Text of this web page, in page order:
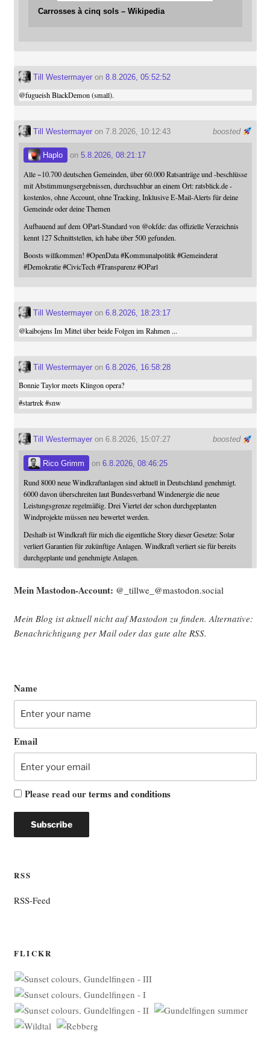
Carrosses à cinq sols – Wikipedia
Till Westermayeron 8.8.2026, 05:52:52
@fugueishBlackDemon (small).
boosted
Till Westermayeron 7.8.2026, 10:12:43
Haplo on 5.8.2026, 08:21:17
Alle ~10.700 deutschen Gemeinden, über 60.000 Ratsanträge und -beschlüsse
mit Abstimmungsergebnissen, durchsuchbar an einem Ort: ratsblick.de -
kostenlos, ohne Account, ohne Tracking, Inklusive E-Mail-Alerts für deine
Gemeinde oder deine Themen
Aufbauend auf dem OParl-Standard von @okfde: das offizielle Verzeichnis
kennt 127 Schnittstellen, ich habe über 500 gefunden.
Boosts willkommen! #OpenData #Kommunalpolitik #Gemeinderat
#Demokratie #CivicTech #Transparenz #OParl
Till Westermayeron 6.8.2026, 18:23:17
@kaibojensIm Mittel über beide Folgen im Rahmen ...
Till Westermayeron 6.8.2026, 16:58:28
Bonnie Taylor meets Klingon opera?
#startrek #snw
boosted
Till Westermayeron 6.8.2026, 15:07:27
Rico Grimm on 6.8.2026, 08:46:25
Rund 8000 neue Windkraftanlagen sind aktuell in Deutschland genehmigt.
6000 davon überschreiten laut Bundesverband Windenergie die neue
Leistungsgrenze regelmäßig. Drei Viertel der schon durchgeplanten
Windprojekte müssen neu bewertet werden.
Deshalb ist Windkraft für mich die eigentliche Story dieser Gesetze: Solar
verliert Garantien für zukünftige Anlagen. Windkraft verliert sie für bereits
durchgeplante und genehmigte Anlagen.
Mein Mast­o­don-Account: @_tillwe_@mastodon.social
Mein Blog ist aktu­ell nicht auf Mast­o­don zu fin­den. Alter­na­ti­ve:
Benach­rich­ti­gung per Mail oder das gute alte RSS.
Name
Email
Please read ourterms and conditions
RSS
RSS-Feed
FLICKR